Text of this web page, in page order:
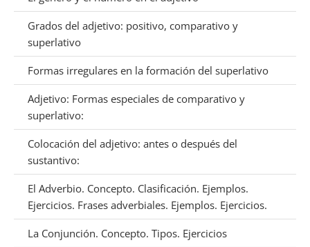
Grados del adjetivo: positivo, comparativo y
superlativo
Formas irregulares en la formación del superlativo
Adjetivo: Formas especiales de comparativo y
superlativo:
Colocación del adjetivo: antes o después del
sustantivo:
El Adverbio. Concepto. Clasificación. Ejemplos.
Ejercicios. Frases adverbiales. Ejemplos. Ejercicios.
La Conjunción. Concepto. Tipos. Ejercicios